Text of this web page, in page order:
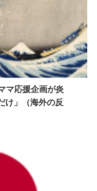
マ応援企画が炎
け」（海外の反